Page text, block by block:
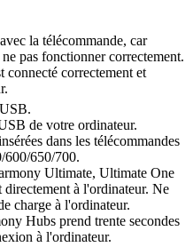
la télécommande, car
pas fonctionner correctement.
correctement et
de votre ordinateur.
dans les télécommandes
600/650/700.
Ultimate, Ultimate One
directement à l'ordinateur. Ne
charge à l'ordinateur.
Hubs prend trente secondes
à l'ordinateur.